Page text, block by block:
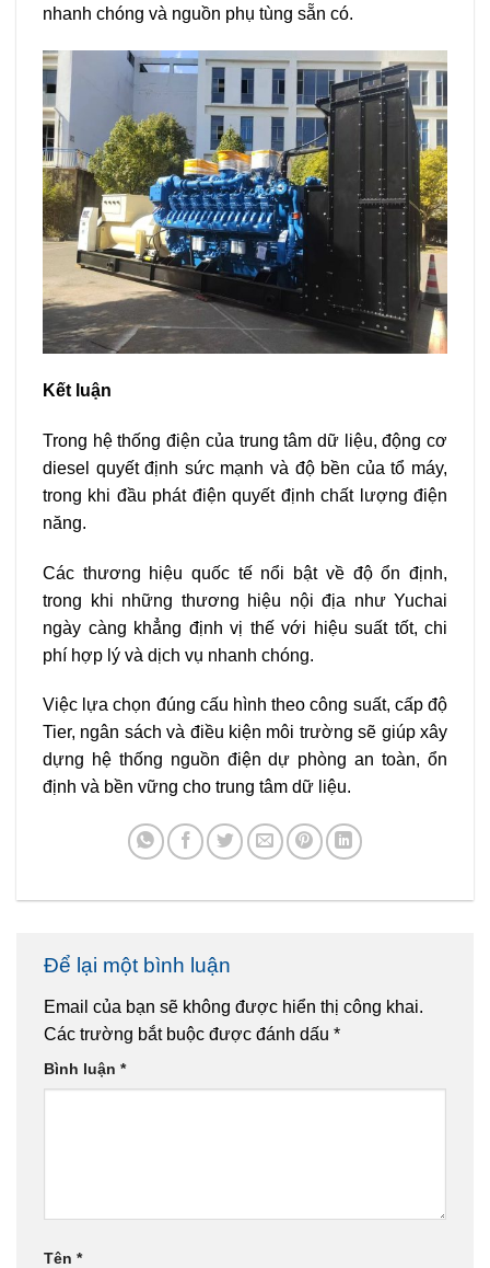
nhanh chóng và nguồn phụ tùng sẵn có.
Kết luận
Trong hệ thống điện của trung tâm dữ liệu, động cơ
diesel quyết định sức mạnh và độ bền của tổ máy,
trong khi đầu phát điện quyết định chất lượng điện
năng.
Các thương hiệu quốc tế nổi bật về độ ổn định,
trong khi những thương hiệu nội địa như Yuchai
ngày càng khẳng định vị thế với hiệu suất tốt, chi
phí hợp lý và dịch vụ nhanh chóng.
Việc lựa chọn đúng cấu hình theo công suất, cấp độ
Tier, ngân sách và điều kiện môi trường sẽ giúp xây
dựng hệ thống nguồn điện dự phòng an toàn, ổn
định và bền vững cho trung tâm dữ liệu.
Để lại một bình luận
Email của bạn sẽ không được hiển thị công khai.
Các trường bắt buộc được đánh dấu *
Bình luận *
Tên *